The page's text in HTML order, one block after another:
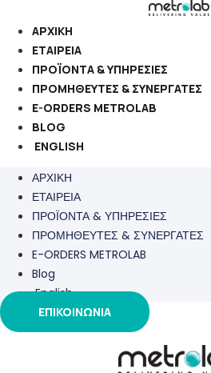
στο
περιεχόμενο
ΑΡΧΙΚΗ
ΕΤΑΙΡΕΙΑ
ΠΡΟΪΟΝΤΑ & ΥΠΗΡΕΣΙΕΣ
ΠΡΟΜΗΘΕΥΤΕΣ & ΣΥΝΕΡΓΑΤΕΣ
E-ORDERS METROLAB
BLOG
ENGLISH
ΑΡΧΙΚΗ
ΕΤΑΙΡΕΙΑ
ΠΡΟΪΟΝΤΑ & ΥΠΗΡΕΣΙΕΣ
ΠΡΟΜΗΘΕΥΤΕΣ & ΣΥΝΕΡΓΑΤΕΣ
E-ORDERS METROLAB
Blog
English
ΕΠΙΚΟΙΝΩΝΙΑ